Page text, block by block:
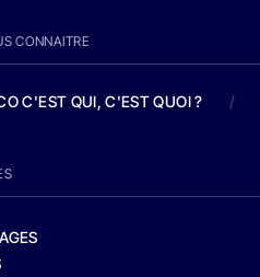
CONNAITRE
C'EST QUI, C'EST QUOI ? /